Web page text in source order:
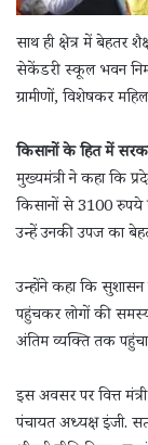
साथ ही क्षेत्र में
सेकेंडरी स्कूल भवन
ग्रामीणों, विशेषकर
किसानों के हित में
मुख्यमंत्री ने कहा कि
किसानों से 3100 रुपये
उन्हें उनकी उपज का
उन्होंने कहा कि
पहुंचकर लोगों की
अंतिम व्यक्ति तक
इस अवसर पर वित्त
पंचायत अध्यक्ष इंजी.